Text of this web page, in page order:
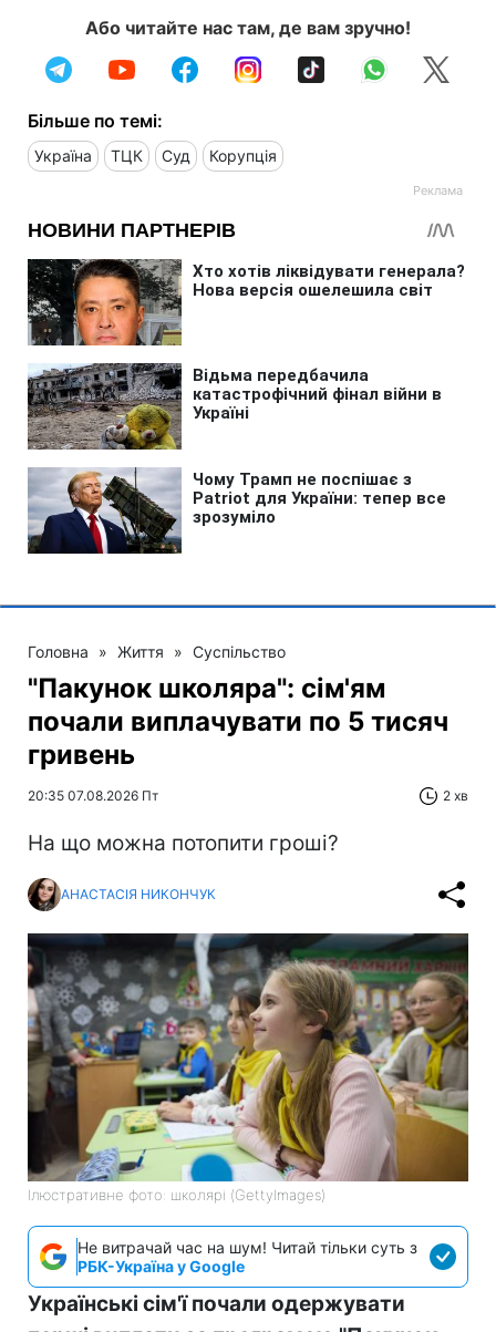
Або читайте нас там, де вам зручно!
Більше по темі:
Україна ТЦК Суд Корупція
Головна » Життя » Суспільство
"Пакунок школяра": сім'ям
почали виплачувати по 5 тисяч
гривень
20:35 07.08.2026 Пт 2 хв
На що можна потопити гроші?
АНАСТАСІЯ НИКОНЧУК
Ілюстративне фото: школярі (GettyImages)
Не витрачай час на шум! Читай тільки суть з
РБК-Україна у Google
Українські сім'ї почали одержувати